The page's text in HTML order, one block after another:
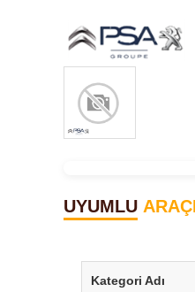
UYUMLU
Kategori Adı